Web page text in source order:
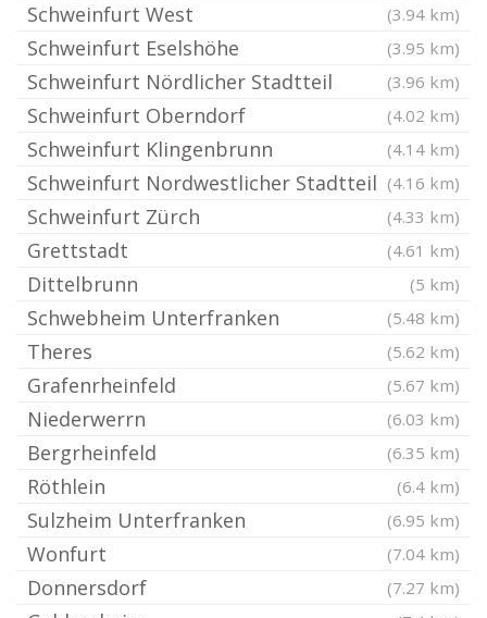
Schweinfurt West (3.94 km)
Schweinfurt Eselshöhe (3.95 km)
Schweinfurt Nördlicher Stadtteil (3.96 km)
Schweinfurt Oberndorf (4.02 km)
Schweinfurt Klingenbrunn (4.14 km)
Schweinfurt Nordwestlicher Stadtteil (4.16 km)
Schweinfurt Zürch (4.33 km)
Grettstadt (4.61 km)
Dittelbrunn (5 km)
Schwebheim Unterfranken (5.48 km)
Theres (5.62 km)
Grafenrheinfeld (5.67 km)
Niederwerrn (6.03 km)
Bergrheinfeld (6.35 km)
Röthlein (6.4 km)
Sulzheim Unterfranken (6.95 km)
Wonfurt (7.04 km)
Donnersdorf (7.27 km)